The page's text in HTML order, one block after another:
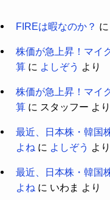
FIREは暇なのか？ に
株価が急上昇！マイ
算に よしぞう より
株価が急上昇！マイ
算に スタッフー より
最近、日本株・韓国
よね に よしぞう より
最近、日本株・韓国
よね に いわま より